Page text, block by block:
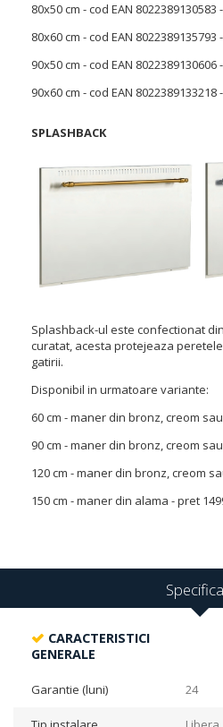
80x50 cm - cod EAN 8022389130583
80x60 cm - cod EAN 8022389135793
90x50 cm - cod EAN 8022389130606
90x60 cm - cod EAN 8022389133218
SPLASHBACK
Splashback-ul este confectionat
curatat, acesta protejeaza
gatirii.
Disponibil in urmatoare variante:
60 cm - maner din bronz, creom
90 cm - maner din bronz, creom
120 cm - maner din bronz, creom
150 cm - maner din alama - pret
CARACTERISTICI
GENERALE
Garantie (luni) 24